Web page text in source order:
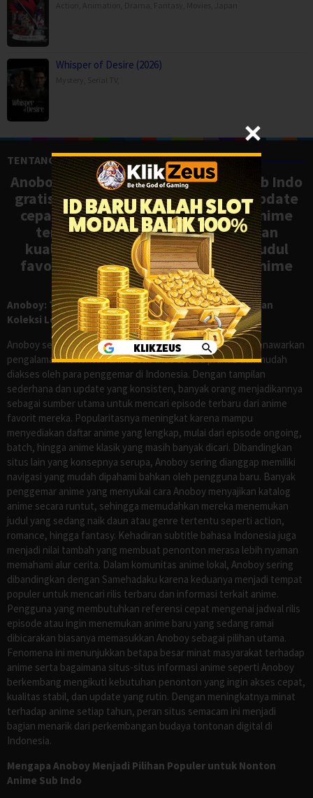
Whisper of Desire (2026)
TENTANG ANOBOY
Anoboy adalah situs nonton anime sub Indo
gratis dengan koleksi lengkap dan update
cepat, mirip Samehadaku. Tonton anime
terbaru, ongoing, dan batch dengan
kualitas HD tanpa ribet. Temukan judul
favoritmu dan nikmati streaming anime
terbaik kapan saja.
Anoboy: Tempat Nonton Anime Sub Indo Gratis dengan
Koleksi Lengkap seperti Samehadaku
Anoboy sejak lama dikenal sebagai salah satu situs yang menawarkan
pengalaman menonton anime sub Indo secara praktis dan mudah
diakses oleh para penggemar di Indonesia. Dengan tampilan
sederhana dan update yang konsisten, banyak orang menjadikannya
sebagai sumber utama untuk mencari episode terbaru dari anime
favorit mereka. Popularitasnya meningkat karena mampu
menyediakan daftar anime yang lengkap, mulai dari episode ongoing,
batch, hingga anime klasik yang masih banyak dicari. Dibandingkan
situs lain yang konsepnya serupa, Anoboy sering dianggap memiliki
navigasi yang mudah dipahami bahkan oleh pengguna baru. Banyak
penggemar anime yang menyukai cara Anoboy menyajikan katalog
anime secara runtut, sehingga memudahkan mereka menemukan
judul yang sedang naik daun atau genre tertentu seperti action,
romance, hingga fantasy. Kehadiran subtitle bahasa Indonesia juga
menjadi nilai tambah yang membuat penonton merasa lebih nyaman
memahami alur cerita. Dalam komunitas anime lokal, Anoboy sering
dibandingkan dengan Samehadaku karena keduanya menjadi tempat
populer untuk mencari rilis terbaru dan informasi terkait anime.
Pengguna yang membutuhkan referensi cepat mengenai jadwal rilis
episode atau ingin menemukan anime baru yang sedang ramai
dibicarakan biasanya memasukkan Anoboy sebagai pilihan utama.
Fenomena ini menunjukkan betapa besar minat masyarakat terhadap
anime serta bagaimana situs-situs informasi anime seperti Anoboy
berkembang mengikuti kebutuhan penonton yang ingin akses cepat,
kualitas stabil, dan update yang rutin. Dengan meningkatnya minat
terhadap anime setiap tahun, peran situs semacam ini menjadi
bagian menarik dari perkembangan budaya tontonan digital di
Indonesia.
Mengapa Anoboy Menjadi Pilihan Populer untuk Nonton
Anime Sub Indo